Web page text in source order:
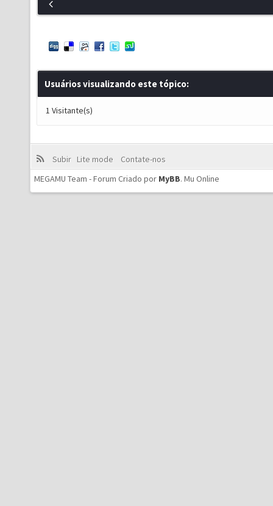
Usuários visualizando este tópico:
1 Visitante(s)
Subir Lite mode
Contate-nos
MEGAMU Team - Forum Criado por MyBB. Mu Online